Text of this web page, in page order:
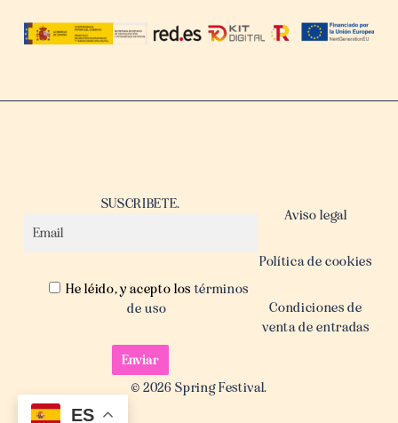
SUSCRIBETE.
He léido, y acepto los términos
de uso
Aviso legal
Política de cookies
Condiciones de
venta de entradas
© 2026 Spring Festival.
ES